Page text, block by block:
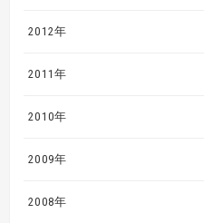
2012年
2011年
2010年
2009年
2008年